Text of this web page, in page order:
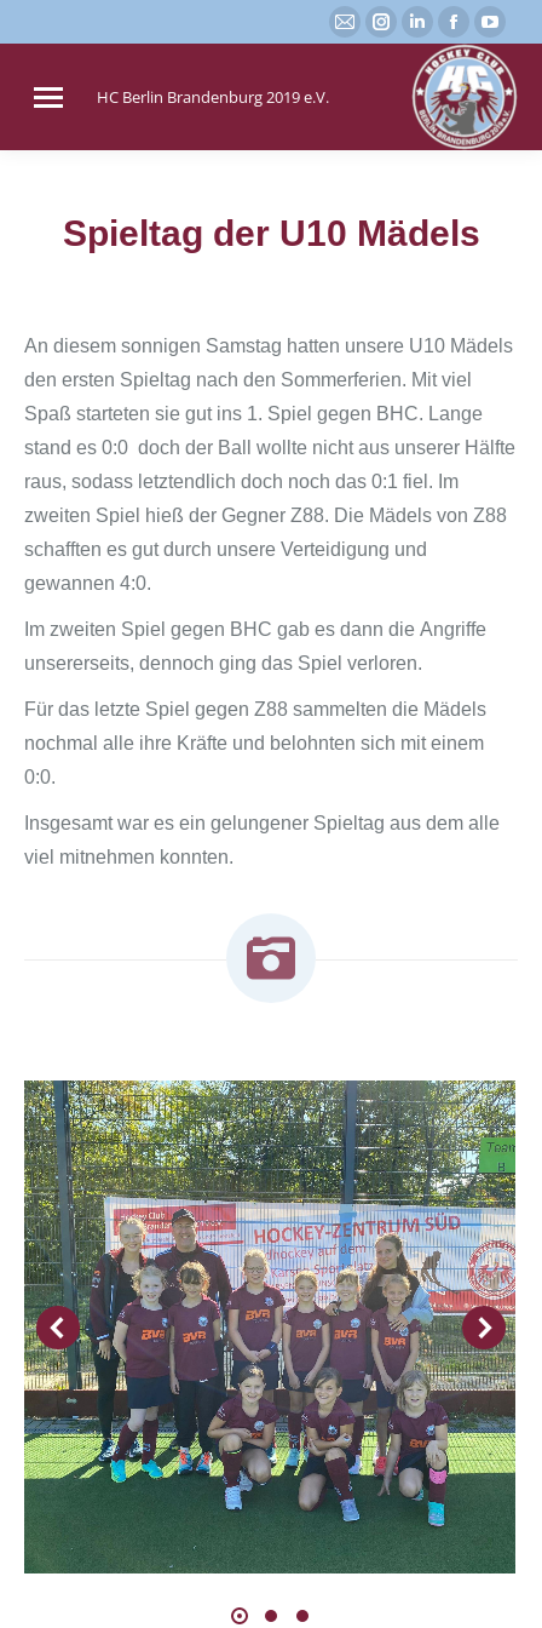
E-
in
Instagram
page
opens
new
Linkedin
page
opens
in
new
page
opens
in
new
in
new
HC Berlin Brandenburg 2019 e.V.
Spieltag der U10 Mädels
Sie befinden sich hier:
An diesem sonnigen Samstag hatten unsere U10 Mädels
den ersten Spieltag nach den Sommerferien. Mit viel
Spaß starteten sie gut ins 1. Spiel gegen BHC. Lange
stand es 0:0 doch der Ball wollte nicht aus unserer Hälfte
raus, sodass letztendlich doch noch das 0:1 fiel. Im
zweiten Spiel hieß der Gegner Z88. Die Mädels von Z88
schafften es gut durch unsere Verteidigung und
gewannen 4:0.
Im zweiten Spiel gegen BHC gab es dann die Angriffe
unsererseits, dennoch ging das Spiel verloren.
Für das letzte Spiel gegen Z88 sammelten die Mädels
nochmal alle ihre Kräfte und belohnten sich mit einem
0:0.
Insgesamt war es ein gelungener Spieltag aus dem alle
viel mitnehmen konnten.